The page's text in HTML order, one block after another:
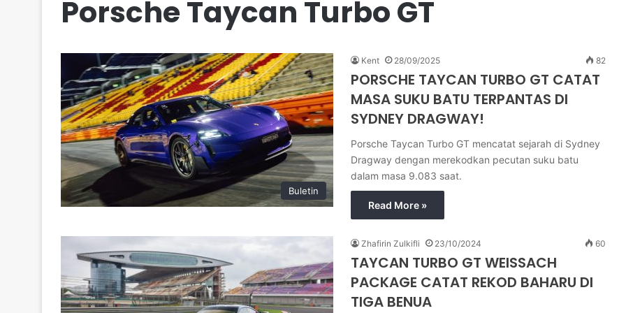
Porsche Taycan Turbo GT
Buletin
Kent 28/09/2025 82
PORSCHE TAYCAN TURBO GT CATAT
MASA SUKU BATU TERPANTAS DI
SYDNEY DRAGWAY!
Porsche Taycan Turbo GT mencatat sejarah di Sydney
Dragway dengan merekodkan pecutan suku batu
dalam masa 9.083 saat.
Read More »
Zhafirin Zulkifli 23/10/2024 60
TAYCAN TURBO GT WEISSACH
PACKAGE CATAT REKOD BAHARU DI
TIGA BENUA